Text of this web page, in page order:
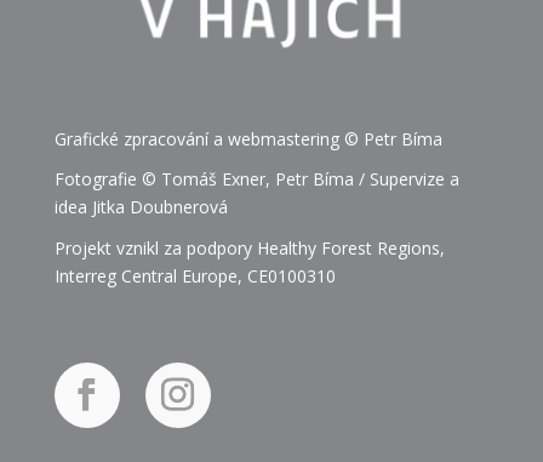
Grafické zpracování a webmastering © Petr Bíma
Fotografie © Tomáš Exner, Petr Bíma / Supervize a
idea Jitka Doubnerová
Projekt vznikl za podpory Healthy Forest Regions,
Interreg Central Europe, CE0100310